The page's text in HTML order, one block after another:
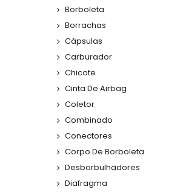
Borboleta
Borrachas
Cápsulas
Carburador
Chicote
Cinta De Airbag
Coletor
Combinado
Conectores
Corpo De Borboleta
Desborbulhadores
Diafragma